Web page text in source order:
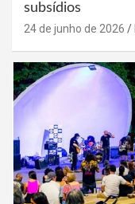
subsídios
24 de junho de 2026